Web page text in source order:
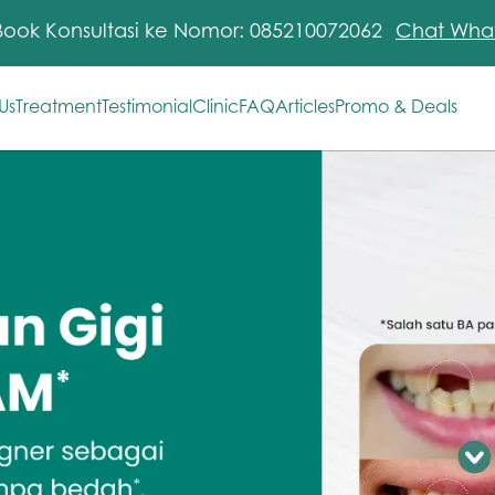
Konsultasi ke Nomor: 085210072062 Chat
Treatment Testimonial ClinicFAQArticlesPromo & Deals